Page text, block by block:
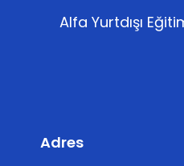
Alfa Yurtdışı
Adres